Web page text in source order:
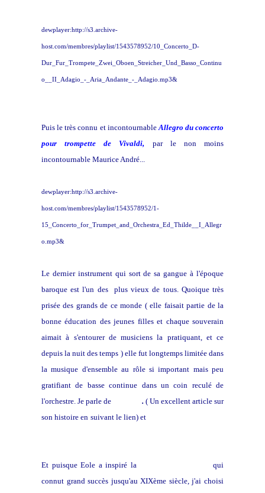
dewplayer:http://s3.archive-
host.com/membres/playlist/1543578952/10_Concerto_D-
Dur_Fur_Trompete_Zwei_Oboen_Streicher_Und_Basso_Continu
o__II_Adagio_-_Aria_Andante_-_Adagio.mp3&
Puis le très connu et incontournable Allegro du concerto
pour trompette de Vivaldi, par le non moins
incontournable Maurice André...
dewplayer:http://s3.archive-
host.com/membres/playlist/1543578952/1-
15_Concerto_for_Trumpet_and_Orchestra_Ed_Thilde__I_Allegr
o.mp3&
Le dernier instrument qui sort de sa gangue à l'époque
baroque est l'un des plus vieux de tous. Quoique très
prisée des grands de ce monde ( elle faisait partie de la
bonne éducation des jeunes filles et chaque souverain
aimait à s'entourer de musiciens la pratiquant, et ce
depuis la nuit des temps ) elle fut longtemps limitée dans
la musique d'ensemble au rôle si important mais peu
gratifiant de basse continue dans un coin reculé de
l'orchestre. Je parle de
. ( Un excellent article sur
son histoire en suivant le lien) et
Et puisque Eole a inspiré la
qui
connut grand succès jusqu'au XIXème siècle, j'ai choisi